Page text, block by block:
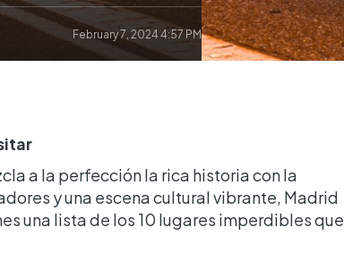
February 7, 2024 4:57 PM
a la perfección la rica historia con la
y una escena cultural vibrante, Madrid
una lista de los 10 lugares imperdibles que